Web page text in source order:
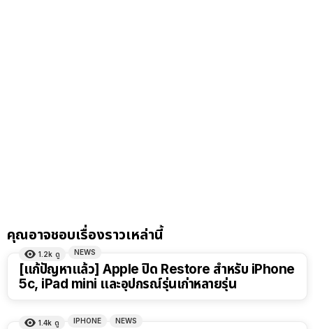
คุณอาจชอบเรื่องราวเหล่านี้
1.2k ดู NEWS
[แก้ปัญหาแล้ว] Apple ปิด Restore สำหรับ iPhone
5c, iPad mini และอุปกรณ์รุ่นเก่าหลายรุ่น
1.4k ดู IPHONE NEWS